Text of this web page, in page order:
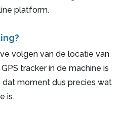
platform.
volgen van de locatie van
tracker in de machine is
moment dus precies wat
is.